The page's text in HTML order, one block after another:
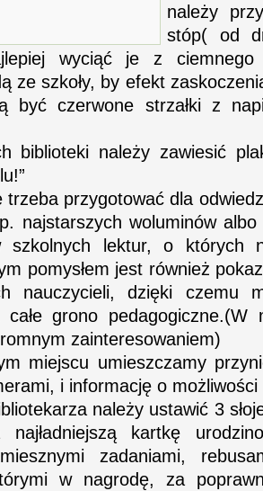
należy
stóp( od
wyciąć je z
ze szkoły, by efekt
być czerwone strzałki z
biblioteki należy zawiesić
trzeba przygotować dla
najstarszych woluminów
szkolnych lektur, o których
pomysłem jest również
nauczycieli, dzięki czemu
całe grono
zainteresowaniem)
miejscu umieszczamy
i informację o możliwości
należy ustawić 3
najładniejszą kartkę
zadaniami,
w nagrodę, za